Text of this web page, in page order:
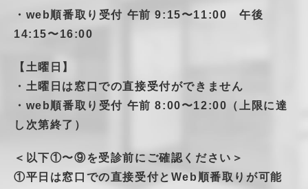
・web順番取り受付 午前 9:15〜11:00 午後
14:15〜16:00
【土曜日】
・土曜日は窓口での直接受付ができません
・web順番取り受付 午前 8:00〜12:00（上限に達
し次第終了）
＜以下①〜⑨を受診前にご確認ください＞
①平日は窓口での直接受付とWeb順番取りが可能